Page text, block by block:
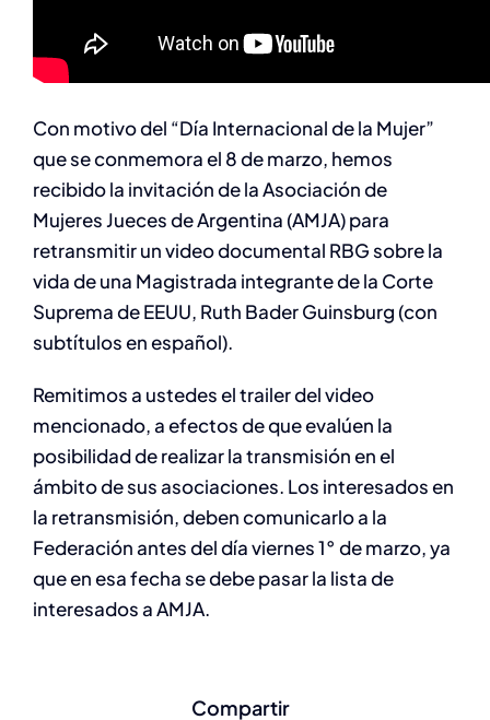
Con motivo del “Día Internacional de la Mujer”
que se conmemora el 8 de marzo, hemos
recibido la invitación de la Asociación de
Mujeres Jueces de Argentina (AMJA) para
retransmitir un video documental RBG sobre la
vida de una Magistrada integrante de la Corte
Suprema de EEUU, Ruth Bader Guinsburg (con
subtítulos en español).
Remitimos a ustedes el trailer del video
mencionado, a efectos de que evalúen la
posibilidad de realizar la transmisión en el
ámbito de sus asociaciones. Los interesados en
la retransmisión, deben comunicarlo a la
Federación antes del día viernes 1° de marzo, ya
que en esa fecha se debe pasar la lista de
interesados a AMJA.
Compartir